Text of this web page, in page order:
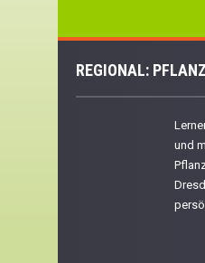
REGIONAL:
und